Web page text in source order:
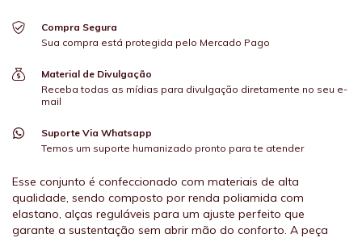
Compra Segura
Sua compra está protegida pelo Mercado Pago
Material de Divulgação
Receba todas as mídias para divulgação diretamente no seu e-
mail
Suporte Via Whatsapp
Temos um suporte humanizado pronto para te atender
Esse conjunto é confeccionado com materiais de alta
qualidade, sendo composto por renda poliamida com
elastano, alças reguláveis para um ajuste perfeito que
garante a sustentação sem abrir mão do conforto. A peça